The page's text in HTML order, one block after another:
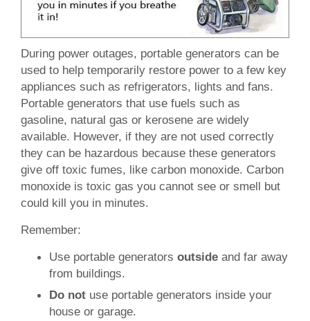
During power outages, portable generators can be
used to help temporarily restore power to a few key
appliances such as refrigerators, lights and fans.
Portable generators that use fuels such as
gasoline, natural gas or kerosene are widely
available. However, if they are not used correctly
they can be hazardous because these generators
give off toxic fumes, like carbon monoxide. Carbon
monoxide is toxic gas you cannot see or smell but
could kill you in minutes.
Remember:
Use portable generators outsideand far away
from buildings.
Do notuse portable generators inside your
house or garage.